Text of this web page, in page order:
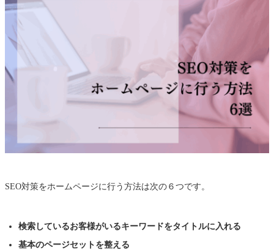
SEO対策をホームページに行う方法は次の６つです。
検索しているお客様がいるキーワードをタイトルに入れる
基本のページセットを整える